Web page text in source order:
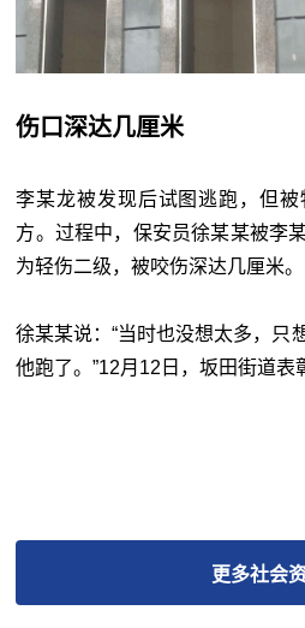
伤口深达几厘米
李某龙被发现后试图逃跑，但
方。过程中，保安员徐某某被李
为轻伤二级，被咬伤深达几厘米。
徐某某说：“当时也没想太多，只
他跑了。”12月12日，坂田街道表
更多社会